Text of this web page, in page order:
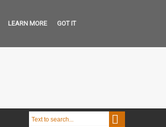
LEARN MORE GOT IT